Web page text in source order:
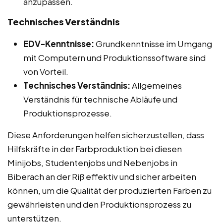
Technisches Verständnis
EDV-Kenntnisse:Grundkenntnisse im Umgang
mit Computern und Produktionssoftware sind
von Vorteil.
Technisches Verständnis:Allgemeines
Verständnis für technische Abläufe und
Produktionsprozesse.
Diese Anforderungen helfen sicherzustellen, dass
Hilfskräfte in der Farbproduktion bei diesen
Minijobs, Studentenjobs und Nebenjobs in
Biberach an der Riß effektiv und sicher arbeiten
können, um die Qualität der produzierten Farben zu
gewährleisten und den Produktionsprozess zu
unterstützen.